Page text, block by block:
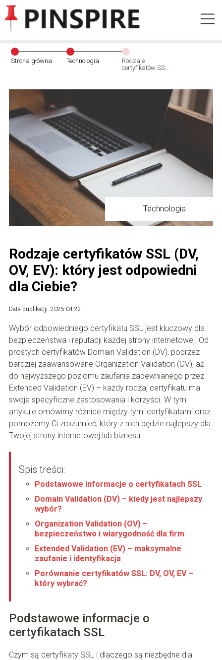
Strona główna Technologia
Rodzaje
certyfikatów SSL
odpowiedni dla
Technologia
Rodzaje certyfikatów SSL (DV,
OV, EV): który jest odpowiedni
dla Ciebie?
Data publikacji: 2025-04-22
Wybór odpowiedniego certyfikatu SSL jest kluczowy dla
bezpieczeństwa i reputacji każdej strony internetowej. Od
prostych certyfikatów Domain Validation (DV), poprzez
bardziej zaawansowane Organization Validation (OV), aż
do najwyższego poziomu zaufania zapewnianego przez
Extended Validation (EV) – każdy rodzaj certyfikatu ma
swoje specyficzne zastosowania i korzyści. W tym
artykule omówimy różnice między tymi certyfikatami oraz
pomożemy Ci zrozumieć, który z nich będzie najlepszy dla
Twojej strony internetowej lub biznesu.
Spis treści:
Podstawowe informacje o certyfikatach SSL
Domain Validation (DV) – kiedy jest najlepszy
wybór?
Organization Validation (OV) –
bezpieczeństwo i wiarygodność dla firm
Extended Validation (EV) – maksymalne
zaufanie i identyfikacja
Porównanie certyfikatów SSL: DV, OV, EV –
który wybrać?
Podstawowe informacje o
certyfikatach SSL
Czym są certyfikaty SSL i dlaczego są niezbędne dla